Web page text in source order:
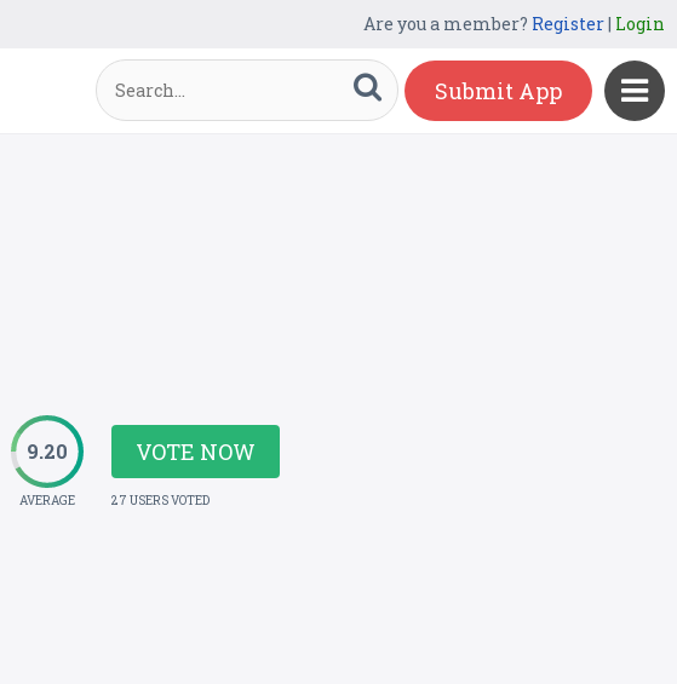
Are you a member? Register| Login
Submit App
9.20
AVERAGE
VOTE NOW
27 USERS VOTED